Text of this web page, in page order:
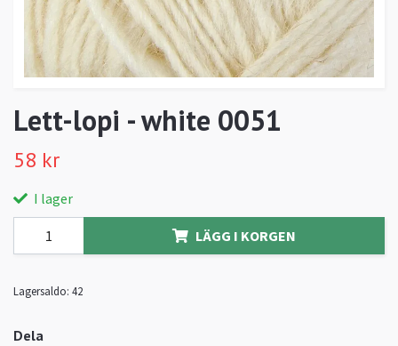
Lett-lopi - white 0051
58 kr
I lager
LÄGG I KORGEN
Lagersaldo: 42
Dela